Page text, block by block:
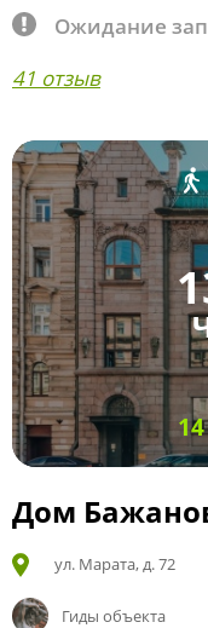
Ожидание
41 отзыв
Дом
ул. Марата, д. 72
Гиды объекта